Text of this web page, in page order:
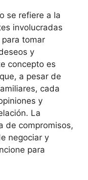
se refiere a la
involucradas
tomar
y
concepto es
a pesar de
cada
y
La
de compromisos,
negociar y
para